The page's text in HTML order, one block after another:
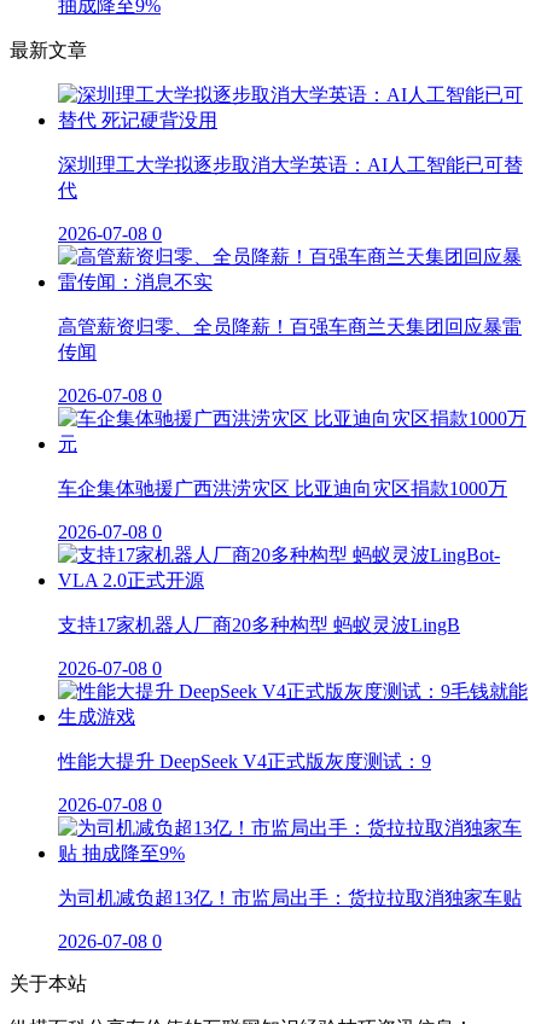
抽成降至9%
最新文章
深圳理工大学拟逐步取消大学英语：AI人工智能已可替
代
2026-07-08 0
高管薪资归零、全员降薪！百强车商兰天集团回应暴雷
传闻
2026-07-08 0
车企集体驰援广西洪涝灾区 比亚迪向灾区捐款1000万
2026-07-08 0
支持17家机器人厂商20多种构型 蚂蚁灵波LingB
2026-07-08 0
性能大提升 DeepSeek V4正式版灰度测试：9
2026-07-08 0
为司机减负超13亿！市监局出手：货拉拉取消独家车贴
2026-07-08 0
关于本站